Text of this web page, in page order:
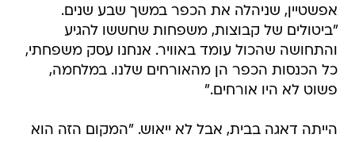
אפשטיין, שניהלה את הכפר במשך שבע שנים.
"ביטולים של קבוצות, משפחות שחששו להגיע
והתחושה שהכול עומד באוויר. אנחנו עסק משפחתי,
כל הכנסות הכפר הן מהאורחים שלנו. במלחמה,
פשוט לא היו אורחים."
הייתה דאגה בבית, אבל לא ייאוש. "המקום הזה הוא